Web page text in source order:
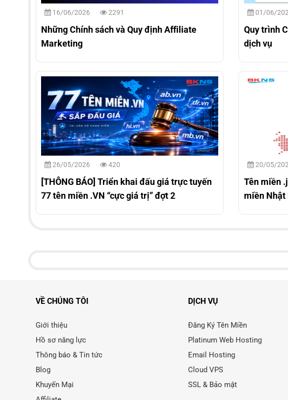
16/06/2026 2291
Những Chính sách và Quy định Affiliate
Marketing
01/06/
Quy trình
dịch vụ
26/05/2026 420
[THÔNG BÁO] Triển khai đấu giá trực tuyến
77 tên miền .VN “cực giá trị” đợt 2
20/05/
Tên miền
miền Nhật
VỀ CHÚNG TÔI
Giới thiệu
Hồ sơ năng lực
Thông báo & Tin tức
Blog
Khuyến Mại
DỊCH VỤ
Đăng Ký Tên Miền
Platinum Web Hosting
Email Hosting
Cloud VPS
SSL & Bảo mật